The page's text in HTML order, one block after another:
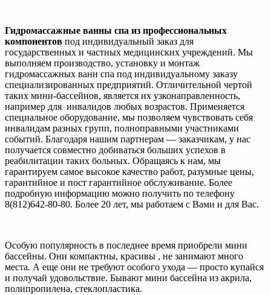
Гидромассажные ванны спа из профессиональных
компонентов под индивидуальный заказ для
государственных и частных медицинских учреждений. Мы
выполняем производство, установку и монтаж
гидромассажных ванн спа под индивидуальному заказу
специализированных предприятий. Отличительной чертой
таких мини-бассейнов, является их узконаправленность,
например для инвалидов любых возрастов. Применяется
специальное оборудование, мы позволяем чувствовать себя
инвалидам разных групп, полноправными участниками
событий. Благодаря нашим партнерам — заказчикам, у нас
получается совместно добиваться больших успехов в
реабилитации таких больных. Обращаясь к нам, мы
гарантируем самое высокое качество работ, разумные цены,
гарантийное и пост гарантийное обслуживание. Более
подробную информацию можно получить по телефону
8(812)642-80-80. Более 20 лет, мы работаем с Вами и для Вас.
Особую популярность в последнее время приобрели мини
бассейны. Они компактны, красивы , не занимают много
места. А еще они не требуют особого ухода — просто купайся
и получай удовольствие. Бывают мини бассейна из акрила,
полипропилена, стеклопластика.